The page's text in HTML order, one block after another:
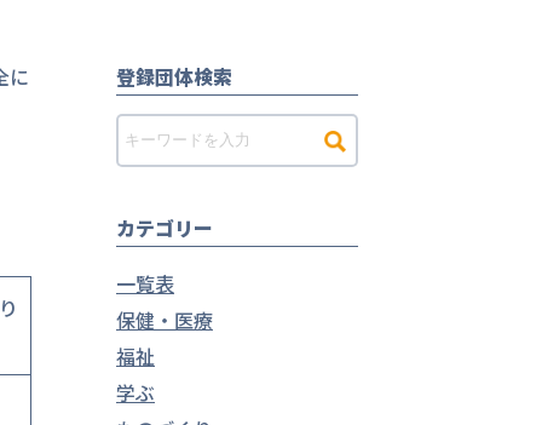
に 登録団体検索
カテゴリー
一覧表
保健・医療
福祉
学ぶ